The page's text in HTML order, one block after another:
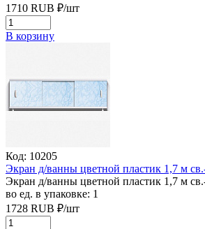
1710 RUB ₽/шт
В корзину
Код: 10205
Экран д/ванны цветной пластик 1,7 м
Экран д/ванны цветной пластик 1,7 м
во ед. в упаковке: 1
1728 RUB ₽/шт